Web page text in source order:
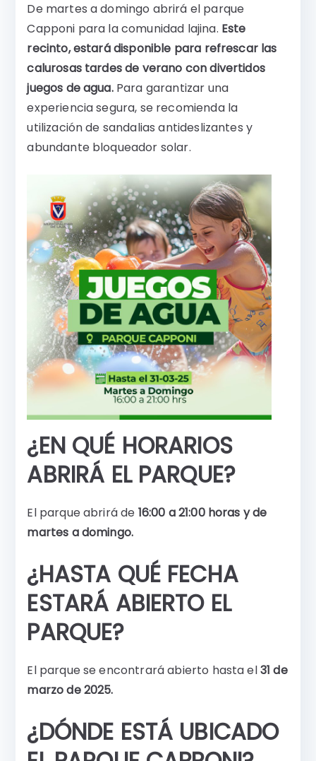
De martes a domingo abrirá el parque
Capponi para la comunidad lajina. Este
recinto, estará disponible para refrescar las
calurosas tardes de verano con divertidos
juegos de agua. Para garantizar una
experiencia segura, se recomienda la
utilización de sandalias antideslizantes y
abundante bloqueador solar.
¿EN QUÉ HORARIOS
ABRIRÁ EL PARQUE?
El parque abrirá de 16:00 a 21:00 horas y de
martes a domingo.
¿HASTA QUÉ FECHA
ESTARÁ ABIERTO EL
PARQUE?
El parque se encontrará abierto hasta el31 de
marzo de 2025.
¿DÓNDE ESTÁ UBICADO